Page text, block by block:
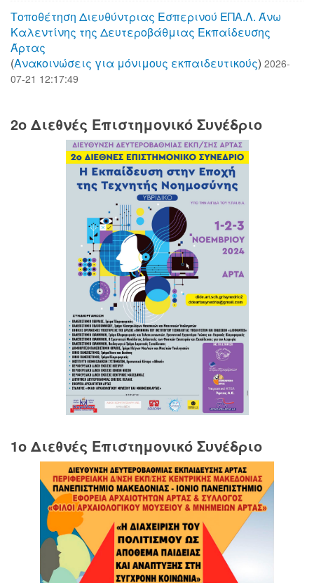
Τοποθέτηση Διευθύντριας Εσπερινού ΕΠΑ.Λ. Άνω
Καλεντίνης της Δευτεροβάθμιας Εκπαίδευσης
Άρτας
(Aνακοινώσεις για μόνιμους εκπαιδευτικούς) 2026-
07-21 12:17:49
2o Διεθνές Επιστημονικό Συνέδριο
1o Διεθνές Επιστημονικό Συνέδριο